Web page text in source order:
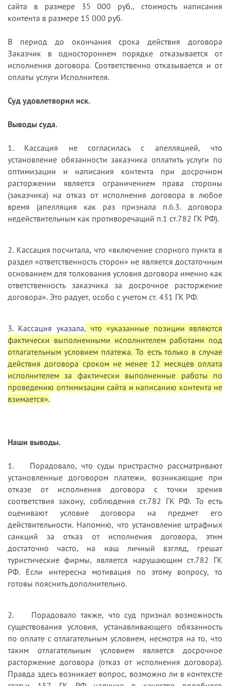
сайта в размере 35 000 руб., стоимость написания
контента в размере 15 000 руб.
В период до окончания срока действия договора
Заказчик в одностороннем порядке отказывается от
исполнения договора. Соответственно отказывается и от
оплаты услуги Исполнителя.
Суд удовлетворил иск.
Выводы суда.
1. Кассация не согласилась с апелляцией, что
установление обязанности заказчика оплатить услуги по
оптимизации и написания контента при досрочном
расторжении является ограничением права стороны
(заказчика) на отказ от исполнения договора в любое
время (апелляция как раз признала п.6.3. договора
недействительным как противоречащий п.1 ст.782 ГК РФ).
2. Кассация посчитала, что «включение спорного пункта в
раздел «ответственность сторон» не является достаточным
основанием для толкования условия договора именно как
ответственность заказчика за досрочное расторжение
договора». Это радует, особо с учетом ст. 431 ГК РФ.
3. Кассация указала, что «указанные позиции являются
фактически выполненными исполнителем работами под
отлагательным условием платежа. То есть только в случае
действия договора сроком не менее 12 месяцев оплата
исполнителем за фактически выполненные работы по
проведению оптимизации сайта и написанию контента не
взимается».
Наши выводы.
1. Порадовало, что суды пристрастно рассматривают
установленные договором платежи, возникающие при
отказе от исполнения договора с точки зрения
соответствия закону, соблюдения ст.782 ГК РФ. То есть
оценивают условие договора на предмет его
действительности. Напомню, что установление штрафных
санкций за отказ от исполнения договора, этим
достаточно часто, на наш личный взгляд, грешат
туристические фирмы, является нарушающим ст.782 ГК
РФ. Если интересна мотивация по этому вопросу, то
готовы пояснить дополнительно.
2. Порадовало также, что суд признал возможность
существования условия, устанавливающего обязанность
по оплате с отлагательным условием, несмотря на то, что
таким отлагательным условием является досрочное
расторжение договора (отказ от исполнения договора).
Правда здесь возникает вопрос, возможно ли в контексте